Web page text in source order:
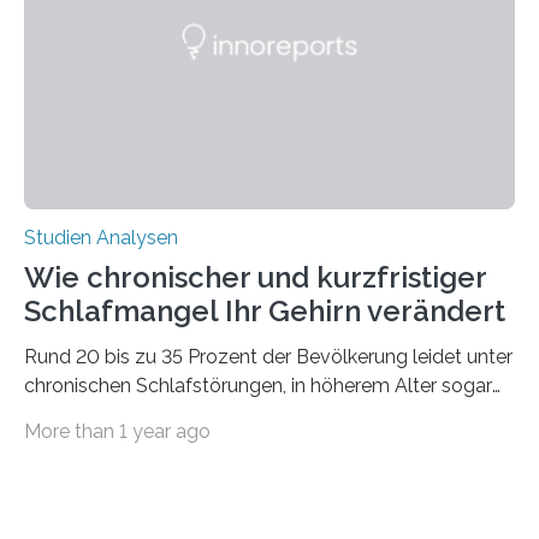
derzeitigen Verbreitungsgebiets bis zum Jahr 2100
Studien Analysen
Wie chronischer und kurzfristiger
Schlafmangel Ihr Gehirn verändert
Rund 20 bis zu 35 Prozent der Bevölkerung leidet unter
chronischen Schlafstörungen, in höherem Alter sogar
Erwachsene kennt zudem ein kurzfristiges Schlafdefizit:
More than 1 year ago